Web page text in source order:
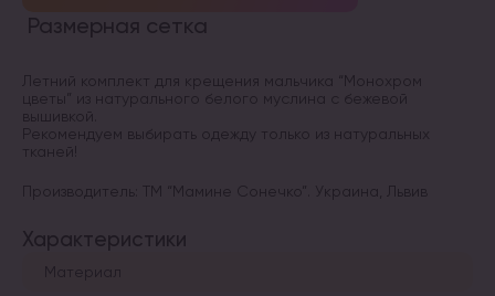
Размерная сетка
Летний комплект для крещения мальчика “Монохром
цветы” из натурального белого муслина с бежевой
вышивкой.
Рекомендуем выбирать одежду только из натуральных
тканей!
Производитель: ТМ “Мамине Сонечко”. Украина, Львив
Характеристики
Материал